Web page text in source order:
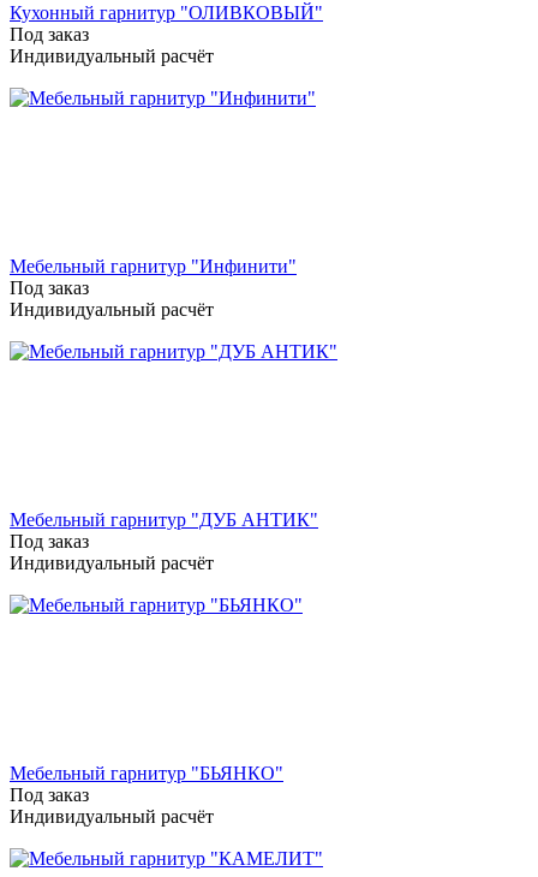
Кухонный гарнитур "ОЛИВКОВЫЙ"
Под заказ
Индивидуальный расчёт
Мебельный гарнитур "Инфинити"
Под заказ
Индивидуальный расчёт
Мебельный гарнитур "ДУБ АНТИК"
Под заказ
Индивидуальный расчёт
Мебельный гарнитур "БЬЯНКО"
Под заказ
Индивидуальный расчёт